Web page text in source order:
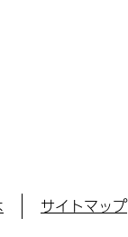
サイトマップ